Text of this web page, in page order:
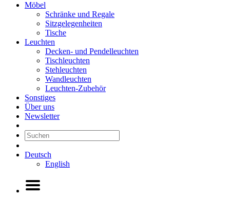
Möbel
Schränke und Regale
Sitzgelegenheiten
Tische
Leuchten
Decken- und Pendelleuchten
Tischleuchten
Stehleuchten
Wandleuchten
Leuchten-Zubehör
Sonstiges
Über uns
Newsletter
Deutsch
English